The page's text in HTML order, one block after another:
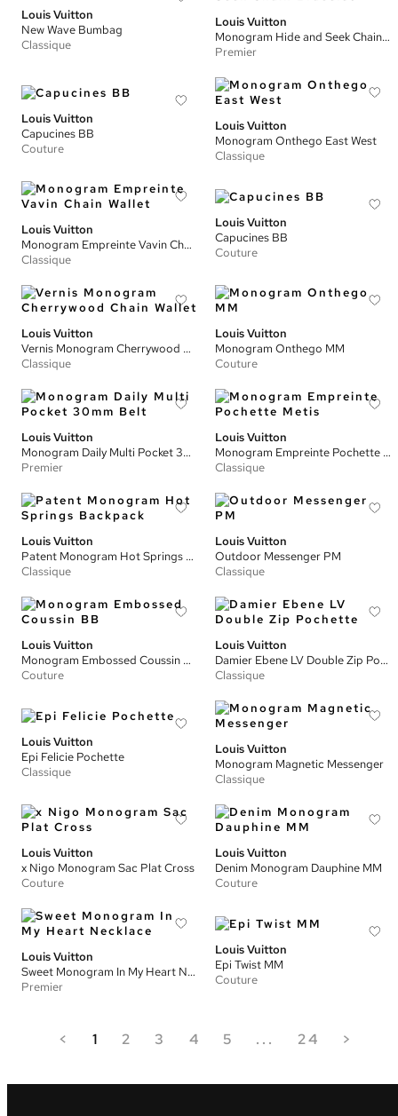
Louis Vuitton
New Wave Bumbag
Classique
Louis Vuitton
Monogram Hide and Seek Chain Bracelet
Premier
Louis Vuitton
Capucines BB
Couture
Louis Vuitton
Monogram Onthego East West
Classique
Louis Vuitton
Monogram Empreinte Vavin Chain Wallet
Classique
Louis Vuitton
Capucines BB
Couture
Louis Vuitton
Vernis Monogram Cherrywood Chain Wallet
Classique
Louis Vuitton
Monogram Onthego MM
Couture
Louis Vuitton
Monogram Daily Multi Pocket 30mm Belt
Premier
Louis Vuitton
Monogram Empreinte Pochette Metis
Classique
Louis Vuitton
Patent Monogram Hot Springs Backpack
Classique
Louis Vuitton
Outdoor Messenger PM
Classique
Louis Vuitton
Monogram Embossed Coussin BB
Couture
Louis Vuitton
Damier Ebene LV Double Zip Pochette
Classique
Louis Vuitton
Epi Felicie Pochette
Classique
Louis Vuitton
Monogram Magnetic Messenger
Classique
Louis Vuitton
x Nigo Monogram Sac Plat Cross
Couture
Louis Vuitton
Denim Monogram Dauphine MM
Couture
Louis Vuitton
Sweet Monogram In My Heart Necklace
Premier
Louis Vuitton
Epi Twist MM
Couture
< 1 2 3 4 5 ... 24 >